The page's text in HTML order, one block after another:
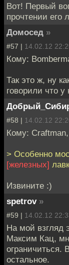
Вот! Первый
прочтении его
Домосед »
#57 | 14.02.12
Кому:
Так это ж, ну
говорили что
#58 | 14.02.12
Кому: Craftman,
> Особенно
[железных]
Извините :)
spetrov »
#59 | 14.02.12
На мой взгляд
Максим Кац,
ограничиться.
остальное.